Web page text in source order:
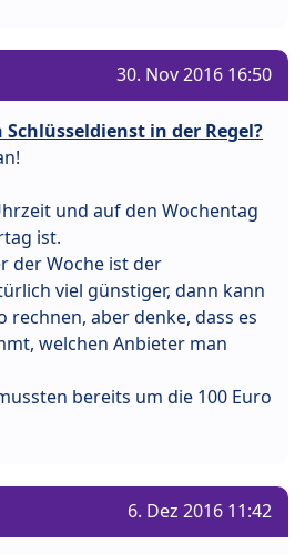
30. Nov 2016 16:50
Schlüsseldienst in der Regel?
und auf den Wochentag
ist.
der Woche ist der
viel günstiger, dann kann
rechnen, aber denke, dass es
welchen Anbieter man
bereits um die 100 Euro
6. Dez 2016 11:42